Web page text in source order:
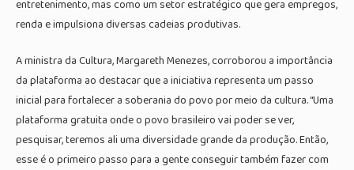
entretenimento, mas como um setor estratégico que gera empregos,
renda e impulsiona diversas cadeias produtivas.
A ministra da Cultura, Margareth Menezes, corroborou a importância
da plataforma ao destacar que a iniciativa representa um passo
inicial para fortalecer a soberania do povo por meio da cultura. “Uma
plataforma gratuita onde o povo brasileiro vai poder se ver,
pesquisar, teremos ali uma diversidade grande da produção. Então,
esse é o primeiro passo para a gente conseguir também fazer com